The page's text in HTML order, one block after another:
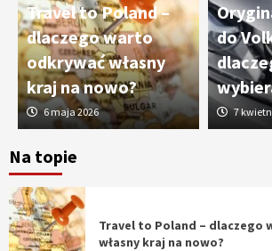
Travel to Poland –
dlaczego warto
odkrywać własny
kraj na nowo?
6 maja 2026
do
7
Na topie
4
Czy sztuczna inteligencja
geodety w przyszłości?
5
Tworzenie aplikacji
Travel to Poland – dlaczego
własny kraj na nowo?